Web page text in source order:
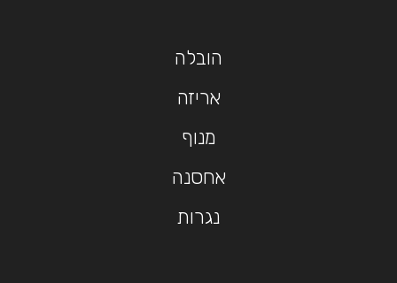
הובלה
אריזה
מנוף
אחסנה
נגרות